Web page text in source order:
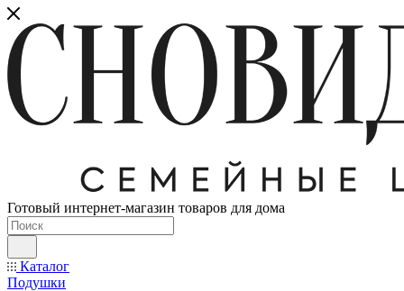
Готовый интернет-магазин товаров для дома
Каталог
Подушки